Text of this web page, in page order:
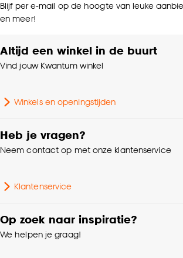
Blijf per e-mail op de hoogte van leuke
en meer!
Altijd een winkel in de buurt
Vind jouw Kwantum winkel
Winkels en openingstijden
Heb je vragen?
Neem contact op met onze klantenservice
Klantenservice
Op zoek naar inspiratie?
We helpen je graag!